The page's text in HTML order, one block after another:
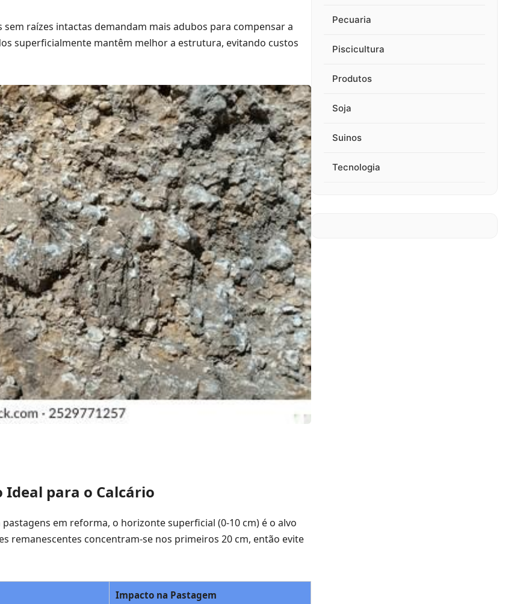
raízes intactas demandam mais adubos para compensar a
superficialmente mantêm melhor a estrutura, evitando custos
Ideal para o Calcário
em reforma, o horizonte superficial (0-10 cm) é o alvo
remanescentes concentram-se nos primeiros 20 cm, então evite
Impacto na Pastagem
Pecuaria
Piscicultura
Produtos
Soja
Suinos
Tecnologia